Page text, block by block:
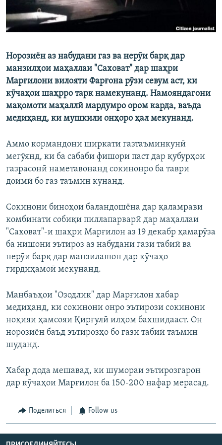
Норозиён аз набудани газ ва нерӯи барқ дар
манзилҳои маҳаллаи "Саховат" дар шаҳри
Марғилони вилояти Фарғона рӯзи севум аст, ки
кӯчаҳои шаҳрро тарк намекунанд. Намояндагони
мақомоти маҳаллӣ мардумро ором карда, ваъда
медиҳанд, ки мушкили онҳоро ҳал мекунанд.
Аммо кормандони ширкати газтаъминкунӣ
мегӯянд, ки ба сабаби фишори паст дар қубурҳои
газрасонӣ наметавонанд сокинонро ба таври
доимӣ бо газ таъмин кунанд.
Сокинони биноҳои баландошёна дар қаламрави
комбинати собиқи пиллапарварӣ дар маҳаллаи
"Саховат"-и шаҳри Марғилон аз 19 декабр ҳамарӯза
ба нишони эътироз аз набудани гази табиӣ ва
нерӯи барқ дар манзилашон дар кӯчаҳо
гирдиҳамоӣ мекунанд.
Манбаъҳои "Озодлик" дар Марғилон хабар
медиҳанд, ки сокинони онро эътирози сокинони
ноҳияи ҳамсояи Қирғулӣ илҳом бахшидааст. Он
норозиён баъд эътирозҳо бо гази табиӣ таъмин
шуданд.
Хабар дода мешавад, ки шумораи эътирозгарон
дар кӯчаҳои Марғилон ба 150-200 нафар мерасад.
Поделиться Follow us